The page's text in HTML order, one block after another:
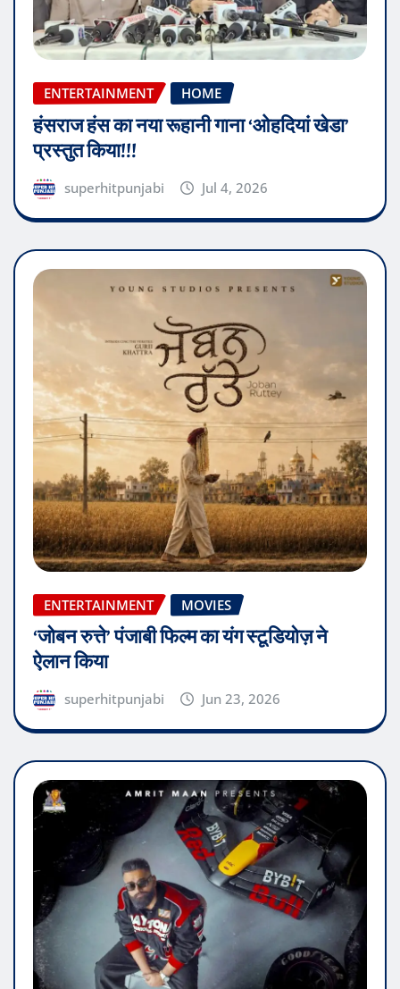
ENTERTAINMENT HOME
हंसराज हंस का नया रूहानी गाना ‘ओहदियां खेडा’
प्रस्तुत किया!!!
superhitpunjabi Jul 4, 2026
ENTERTAINMENT MOVIES
‘जोबन रुत्ते’ पंजाबी फिल्म का यंग स्टूडियोज़ ने
ऐलान किया
superhitpunjabi Jun 23, 2026